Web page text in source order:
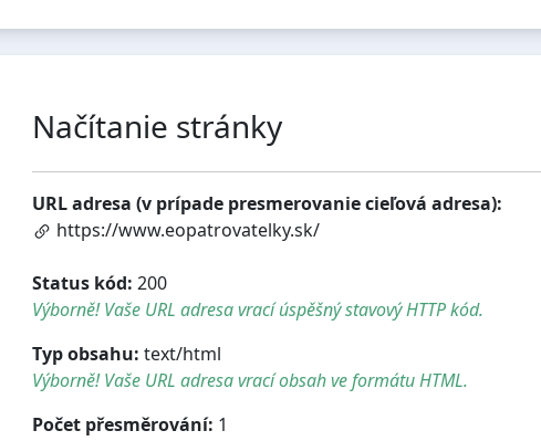
Načítanie stránky
URL adresa (v prípade presmerovanie cieľová adresa):
https://www.eopatrovatelky.sk/
Status kód: 200
Výborně! Vaše URL adresa vrací úspěšný stavový HTTP kód.
Typ obsahu: text/html
Výborně! Vaše URL adresa vrací obsah ve formátu HTML.
Počet přesměrování: 1